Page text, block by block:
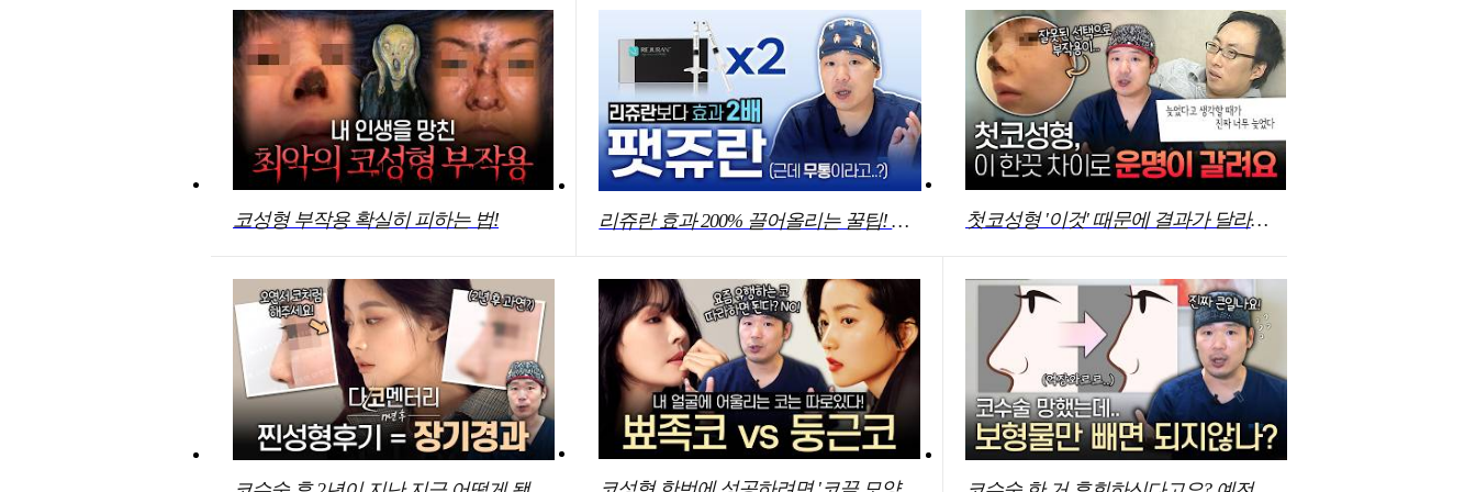
코성형 부작용 확실히 피하는 법! 리쥬란 효과 200% 끌어올리는 꿀팁! 통증없이! 첫코성형 '이것' 때문에 결과가 달라진다?!